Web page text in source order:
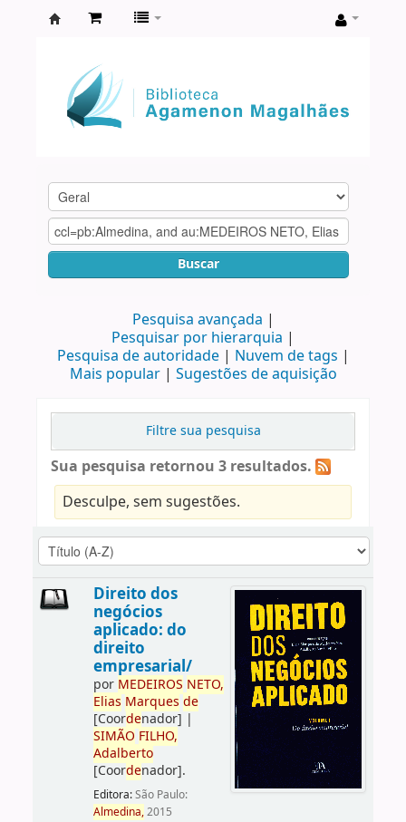
Agamenon
Magalhães
Buscar
Pesquisa avançada
Pesquisar por hierarquia
Pesquisa de autoridade
Nuvem de tags
Mais popular
Sugestões de aquisição
Filtre sua pesquisa
Sua pesquisa retornou 3 resultados.
Desculpe, sem sugestões.
Direito dos
negócios
aplicado: do
direito
empresarial/
por MEDEIROS NETO,
Elias Marques de
[Coordenador] |
SIMÃO FILHO,
Adalberto
[Coordenador].
Editora:São Paulo:
Almedina,2015